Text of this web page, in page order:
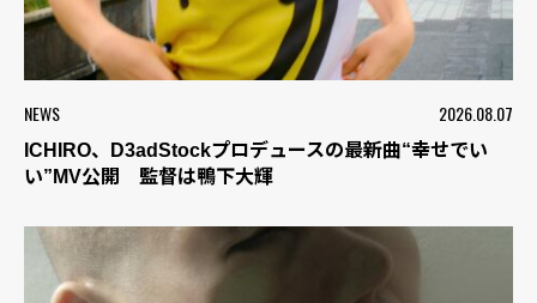
NEWS 2026.08.07
ICHIRO、D3adStockプロデュースの最新曲“幸せでい
い”MV公開 監督は鴨下大輝